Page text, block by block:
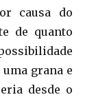
causa do
de quanto
grana e
desde o